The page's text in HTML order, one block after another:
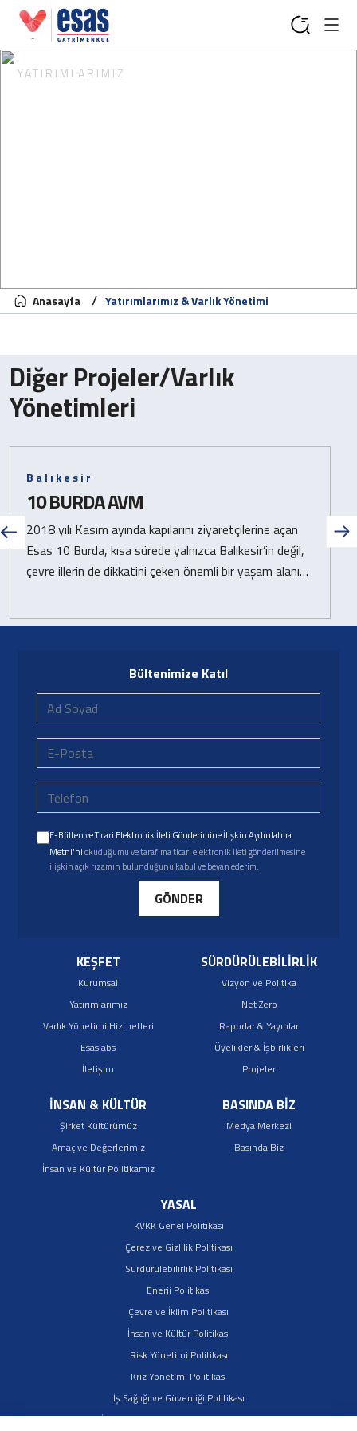
YATIRIMLARIMIZ
Anasayfa Yatırımlarımız & Varlık Yönetimi
Diğer Projeler/Varlık
Yönetimleri
Balıkesir
10 BURDA AVM
2018 yılı Kasım ayında kapılarını ziyaretçilerine açan
Esas 10 Burda, kısa sürede yalnızca Balıkesir’in değil,
çevre illerin de dikkatini çeken önemli bir yaşam alanına
Bültenimize Katıl
E-Bülten ve Ticari Elektronik İleti Gönderimine İlişkin Aydınlatma
Metni'niokuduğumu ve tarafıma ticari elektronik ileti gönderilmesine
ilişkin açık rızamın bulunduğunu kabul ve beyan ederim.
GÖNDER
KEŞFET
Kurumsal
Yatırımlarımız
Varlık Yönetimi Hizmetleri
Esaslabs
İletişim
SÜRDÜRÜLEBİLİRLİK
Vizyon ve Politika
Net Zero
Raporlar & Yayınlar
Üyelikler & İşbirlikleri
Projeler
İNSAN & KÜLTÜR
Şirket Kültürümüz
Amaç ve Değerlerimiz
İnsan ve Kültür Politikamız
BASINDA BİZ
Medya Merkezi
Basında Biz
YASAL
KVKK Genel Politikası
Çerez ve Gizlilik Politikası
Sürdürülebilirlik Politikası
Enerji Politikası
Çevre ve İklim Politikası
İnsan ve Kültür Politikası
Risk Yönetimi Politikası
Kriz Yönetimi Politikası
İş Sağlığı ve Güvenliği Politikası
İş Ortakları Sürdürülebilirlik Politikası